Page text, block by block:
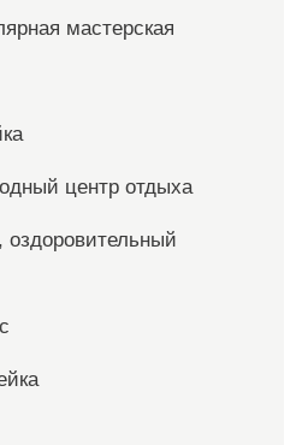
мастерская
центр отдыха
оздоровительный